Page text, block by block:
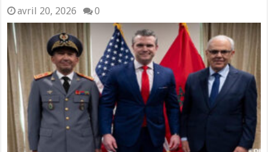
avril 20, 2026 0